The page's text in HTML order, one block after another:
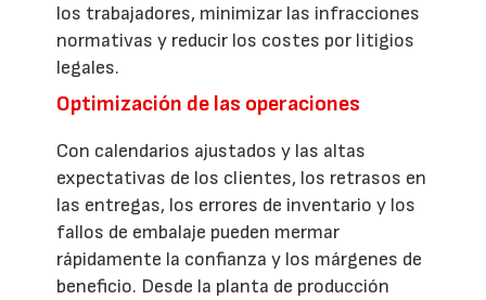
los trabajadores, minimizar las infracciones
normativas y reducir los costes por litigios
legales.
Optimización de las operaciones
Con calendarios ajustados y las altas
expectativas de los clientes, los retrasos en
las entregas, los errores de inventario y los
fallos de embalaje pueden mermar
rápidamente la confianza y los márgenes de
beneficio. Desde la planta de producción